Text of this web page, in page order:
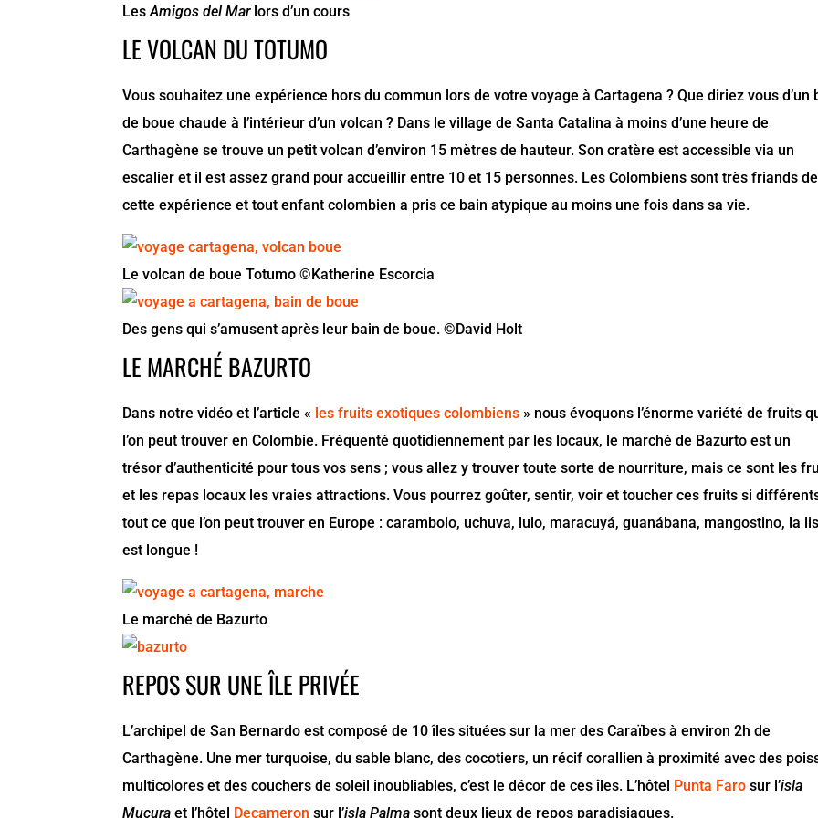
LesAmigos del Marlors d’un cours
LE VOLCAN DU TOTUMO
Vous souhaitez une expérience hors du commun lors de votre voyage à Cartagena ? Que diriez vous d’un
de boue chaude à l’intérieur d’un volcan ? Dans le village de Santa Catalina à moins d’une heure de
Carthagène se trouve un petit volcan d’environ 15 mètres de hauteur. Son cratère est accessible via un
escalier et il est assez grand pour accueillir entre 10 et 15 personnes. Les Colombiens sont très friands de
cette expérience et tout enfant colombien a pris ce bain atypique au moins une fois dans sa vie.
Le volcan de boue Totumo ©Katherine Escorcia
Des gens qui s’amusent après leur bain de boue. ©David Holt
LE MARCHÉ BAZURTO
Dans notre vidéo et l’article « les fruits exotiques colombiens » nous évoquons l’énorme variété de fruits
l’on peut trouver en Colombie. Fréquenté quotidiennement par les locaux, le marché de Bazurto est un
trésor d’authenticité pour tous vos sens ; vous allez y trouver toute sorte de nourriture, mais ce sont les
et les repas locaux les vraies attractions. Vous pourrez goûter, sentir, voir et toucher ces fruits si
tout ce que l’on peut trouver en Europe : carambolo, uchuva, lulo, maracuyá, guanábana, mangostino, la
est longue !
Le marché de Bazurto
REPOS SUR UNE ÎLE PRIVÉE
L’archipel de San Bernardo est composé de 10 îles situées sur la mer des Caraïbes à environ 2h de
Carthagène. Une mer turquoise, du sable blanc, des cocotiers, un récif corallien à proximité avec des
multicolores et des couchers de soleil inoubliables, c’est le décor de ces îles. L’hôtel Punta Faro sur l’isla
Mucura et l’hôtel Decameron sur l’isla Palma sont deux lieux de repos paradisiaques.